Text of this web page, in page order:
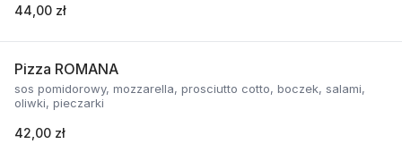
44,00 zł
Pizza ROMANA
sos pomidorowy, mozzarella, prosciutto cotto, boczek, salami,
oliwki, pieczarki
42,00 zł